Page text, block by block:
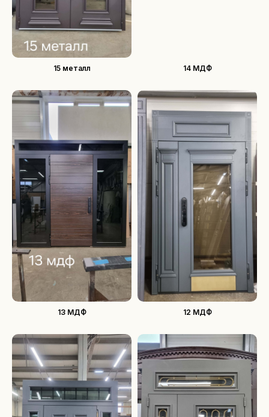
15 металл 14 МДФ
13 МДФ 12 МДФ